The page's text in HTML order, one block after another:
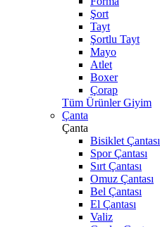
Şort
Tayt
Şortlu Tayt
Mayo
Atlet
Boxer
Çorap
Tüm Ürünler Giyim
Çanta
Çanta
Bisiklet Çantası
Spor Çantası
Sırt Çantası
Omuz Çantası
Bel Çantası
El Çantası
Valiz